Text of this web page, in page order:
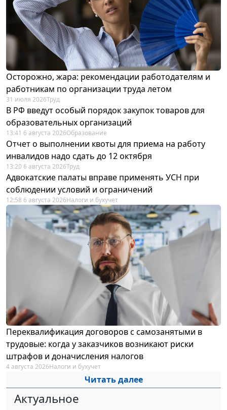
Осторожно, жара: рекомендации работодателям и
работникам по организации труда летом
31 июля 2026Труд
В РФ введут особый порядок закупок товаров для
образовательных организаций
13:41 6 августа 2026Образование
Отчет о выполнении квоты для приема на работу
инвалидов надо сдать до 12 октября
13:20 6 августа 2026Труд
Адвокатские палаты вправе применять УСН при
соблюдении условий и ограничений
12:58 6 августа 2026Налоги и бухучет
Переквалификация договоров с самозанятыми в
трудовые: когда у заказчиков возникают риски
штрафов и доначисления налогов
4 августа 2026Налоги и бухучет
Читать далее
Актуальное